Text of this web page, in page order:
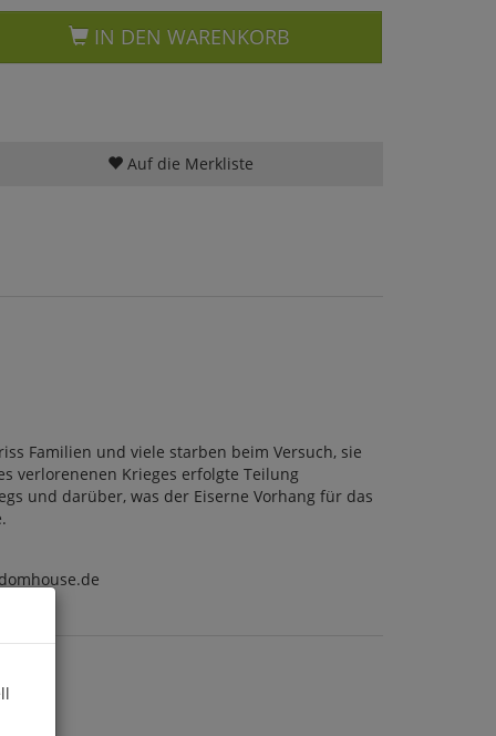
IN DEN WARENKORB
Auf die Merkliste
Familien und viele starben beim Versuch, sie
verlorenenen Krieges erfolgte Teilung
und darüber, was der Eiserne Vorhang für das